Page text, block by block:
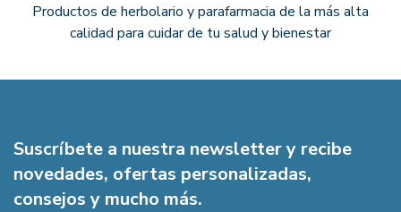
Productos de herbolario y parafarmacia de la más alta
calidad para cuidar de tu salud y bienestar
Suscríbete a nuestra newsletter y recibe
novedades, ofertas personalizadas,
consejos y mucho más.